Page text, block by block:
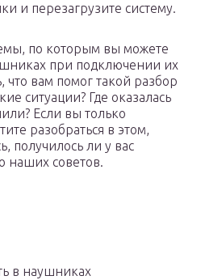
и перезагрузите систему.
по которым вы можете
при подключении их
что вам помог такой разбор
ситуации? Где оказалась
Если вы только
разобраться в этом,
получилось ли у вас
наших советов.
в наушниках